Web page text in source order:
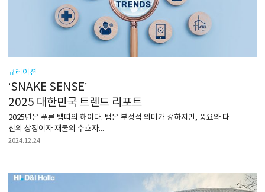
큐레이션
‘SNAKE SENSE’
2025 대한민국 트렌드 리포트
2025년은 푸른 뱀띠의 해이다. 뱀은 부정적 의미가 강하지만, 풍요와 다
산의 상징이자 재물의 수호자...
2024.12.24